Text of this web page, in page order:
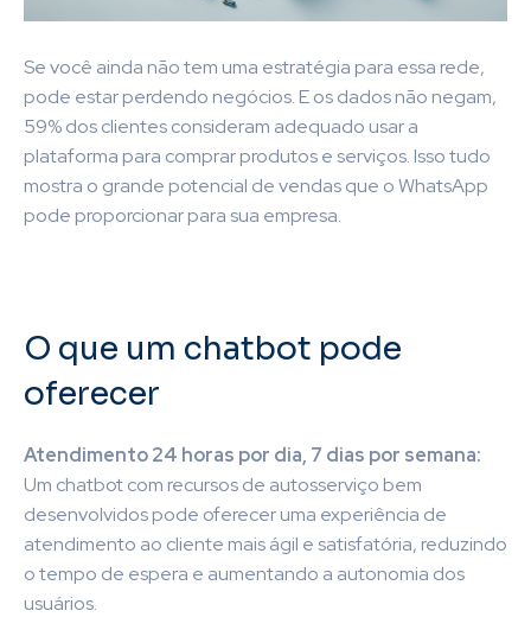
Se você ainda não tem uma estratégia para essa rede,
pode estar perdendo negócios. E os dados não negam,
59% dos clientes consideram adequado usar a
plataforma para comprar produtos e serviços. Isso tudo
mostra o grande potencial de vendas que o WhatsApp
pode proporcionar para sua empresa.
O que um chatbot pode
oferecer
Atendimento 24 horas por dia, 7 dias por semana:
Um chatbot com recursos de autosserviço bem
desenvolvidos pode oferecer uma experiência de
atendimento ao cliente mais ágil e satisfatória, reduzindo
o tempo de espera e aumentando a autonomia dos
usuários.